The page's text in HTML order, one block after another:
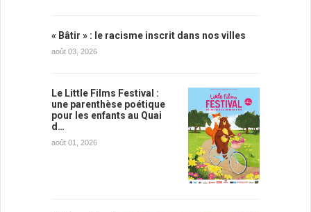
« Bâtir » : le racisme inscrit dans nos villes
août 03, 2026
Le Little Films Festival :
une parenthèse poétique
pour les enfants au Quai
d…
août 01, 2026